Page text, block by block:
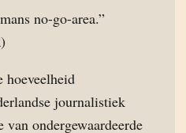
no-go-area.”
)
hoeveelheid
journalistiek
van ondergewaardeerde